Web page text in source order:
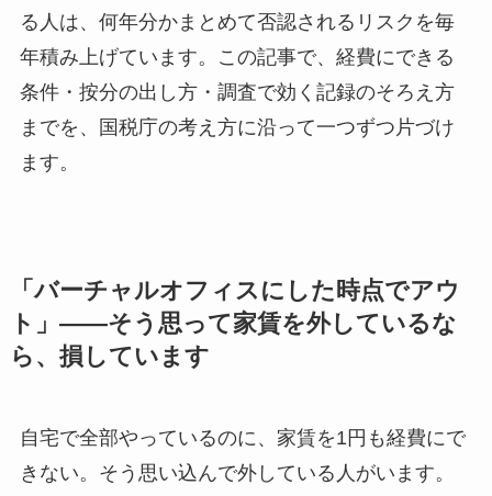
る人は、何年分かまとめて否認されるリスクを毎
年積み上げています。この記事で、経費にできる
条件・按分の出し方・調査で効く記録のそろえ方
までを、国税庁の考え方に沿って一つずつ片づけ
ます。
「バーチャルオフィスにした時点でアウ
ト」——そう思って家賃を外しているな
ら、損しています
自宅で全部やっているのに、家賃を1円も経費にで
きない。そう思い込んで外している人がいます。